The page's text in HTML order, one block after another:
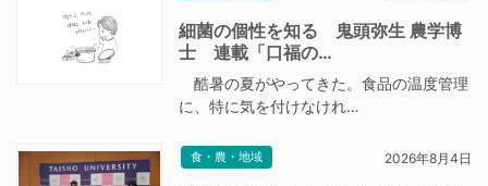
細菌の個性を知る 鬼頭弥生 農学博
士 連載「口福の…
酷暑の夏がやってきた。食品の温度管理
に、特に気を付けなけれ…
食・農・地域 2026年8月4日